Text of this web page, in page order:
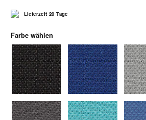
Lieferzeit 20 Tage
Farbe wählen
1040 schwarz 1042 blau-schwarz